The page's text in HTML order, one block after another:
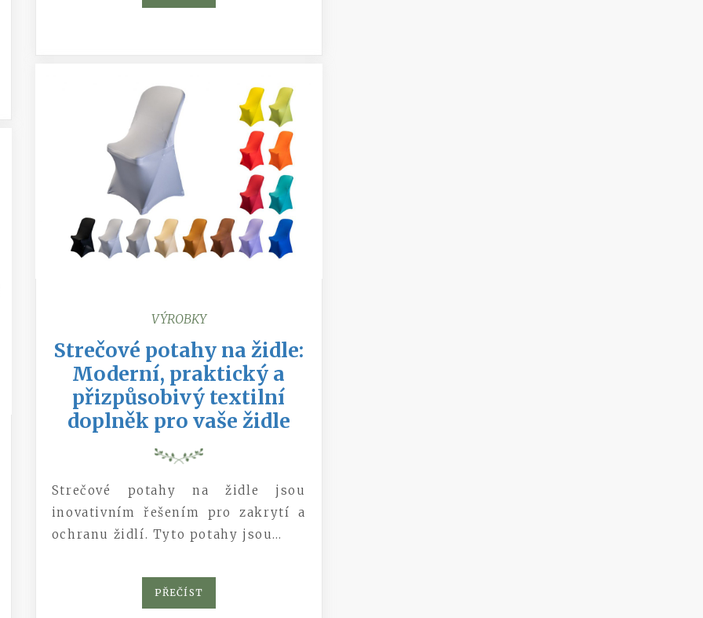
VÝROBKY
Strečové potahy na židle:
Moderní, praktický a
přizpůsobivý textilní
doplněk pro vaše židle
Strečové potahy na židle jsou
inovativním řešením pro zakrytí a
ochranu židlí. Tyto potahy jsou…
PŘEČÍST